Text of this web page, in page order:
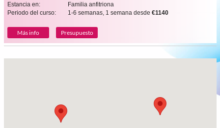
Estancia en:
Familia anfitriona
Periodo del curso:
1-6 semanas, 1 semana desde €1140
Más info Presupuesto